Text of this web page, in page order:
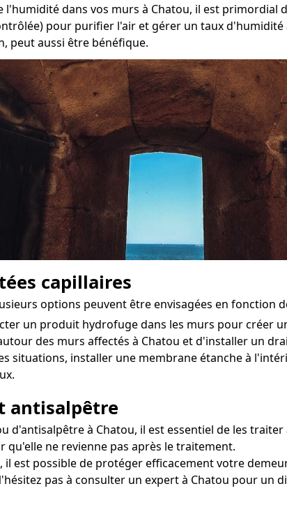
dans vos murs à Chatou, il est primordial
pour purifier l'air et gérer un taux
peut aussi être bénéfique.
capillaires
options peuvent être envisagées en fonction
un produit hydrofuge dans les murs pour créer
des murs affectés à Chatou et d'installer un
situations, installer une membrane étanche à
antisalpêtre
d'antisalpêtre à Chatou, il est essentiel de les
ne revienne pas après le traitement.
est possible de protéger efficacement votre
pas à consulter un expert à Chatou pour un